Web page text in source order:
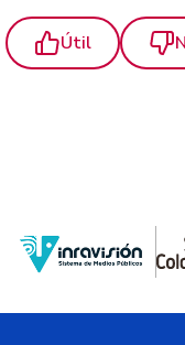
Útil